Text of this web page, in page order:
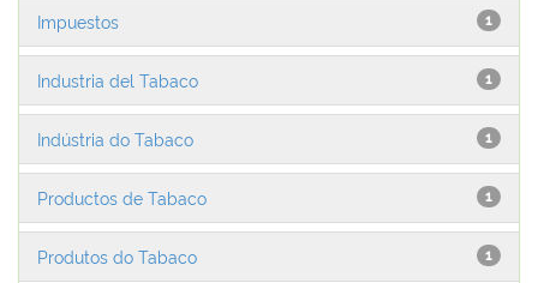
1
Impuestos
1
Industria del Tabaco
1
Indústria do Tabaco
1
Productos de Tabaco
1
Produtos do Tabaco